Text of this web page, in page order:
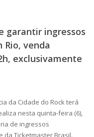
garantir ingressos
Rio, venda
exclusivamente
da Cidade do Rock terá
nesta quinta-feira (6),
de ingressos
da Ticketmaster Brasil.